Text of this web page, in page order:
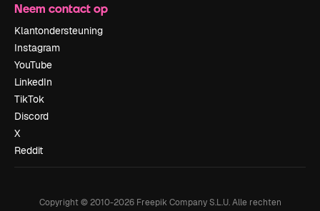
Neem contact op
Klantondersteuning
Instagram
YouTube
LinkedIn
TikTok
Discord
X
Reddit
Copyright © 2010-2026Freepik Company S.L.U. Alle rechten